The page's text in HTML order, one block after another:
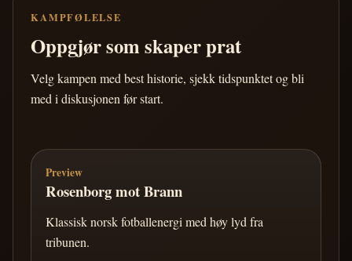
KAMPFØLELSE
Oppgjør som skaper prat
Velg kampen med best historie, sjekk tidspunktet og bli
med i diskusjonen før start.
Preview
Rosenborg mot Brann
Klassisk norsk fotballenergi med høy lyd fra
tribunen.